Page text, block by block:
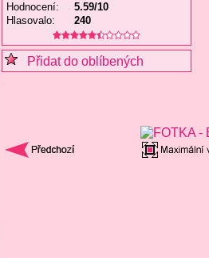
Hodnocení:
5.59/10
Hlasovalo:
240
Přidat do oblíbených